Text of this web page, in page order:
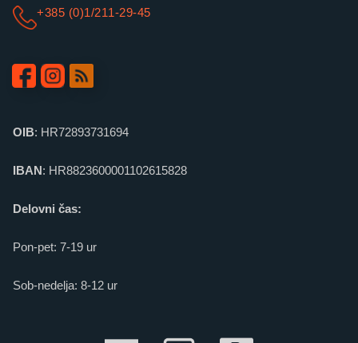
+385 (0)1/211-29-45
OIB: HR72893731694
IBAN: HR8823600001102615828
Delovni čas:
Pon-pet: 7-19 ur
Sob-nedelja: 8-12 ur